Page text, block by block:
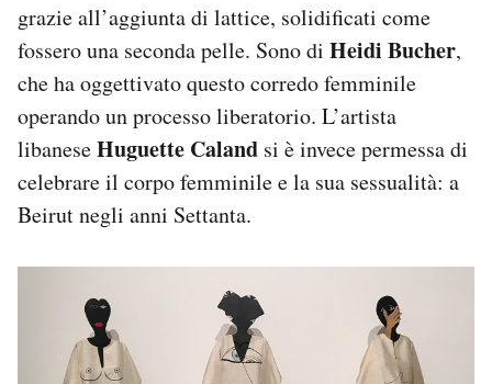
grazie all’aggiunta di lattice, solidificati come
fossero una seconda pelle. Sono di Heidi Bucher,
che ha oggettivato questo corredo femminile
operando un processo liberatorio. L’artista
libaneseHuguette Caland si è invece permessa di
celebrare il corpo femminile e la sua sessualità: a
Beirut negli anni Settanta.